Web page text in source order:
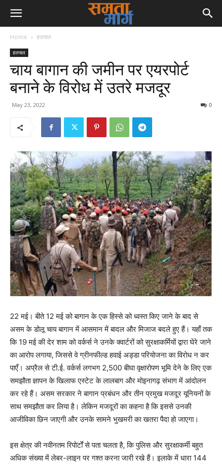
Home हलचल
हलचल
चाय बागान की जमीन पर एयरपोर्ट
बनाने के विरोध में उतरे मजदूर
May 23, 2022 0
22 मई। बीते 12 मई को बागान के एक हिस्से को ध्वस्त किए जाने के बाद से
असम के डोलू चाय बागान में आसमान में बादल और मिजाज बदले हुए हैं। यहाँ तक
​​कि 19 मई की देर शाम को वर्कर्स ने उनके क्वार्टरों को सुरक्षाकर्मियों द्वारा घेरे जाने
का आरोप लगाया, जिससे वे ग्रीनफील्ड हवाई अड्डा परियोजना का विरोध न कर
पाएँ। अप्रैल से टी.ई. वर्कर्स लगभग 2,500 बीघा वृक्षारोपण भूमि देने के लिए एक
समझौता ज्ञापन के खिलाफ एस्टेट के लालबाग और मोइनागढ़ संभाग में आंदोलन
कर रहे हैं। असम सरकार ने बागान प्रबंधन और तीन प्रमुख मजदूर यूनियनों के
साथ समझौता कर लिया है। लेकिन मजदूरों का कहना है कि इससे उनकी
आजीविका छिन जाएगी और उनके सामने भुखमरी का खतरा पैदा हो जाएगा।
इस क्षेत्र की नवीनतम रिपोर्टों से पता चलता है, कि पुलिस और सुरक्षाकर्मी बहुत
अधिक संख्या में लेबर-लाइन पर गश्त करना जारी रखे हैं। इलाके में धारा 144